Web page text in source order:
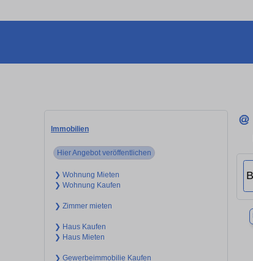
Immobilien
Hier Angebot veröffentlichen
❯ Wohnung Mieten
❯ Wohnung Kaufen
❯ Zimmer mieten
❯ Haus Kaufen
❯ Haus Mieten
❯ Gewerbeimmobilie Kaufen